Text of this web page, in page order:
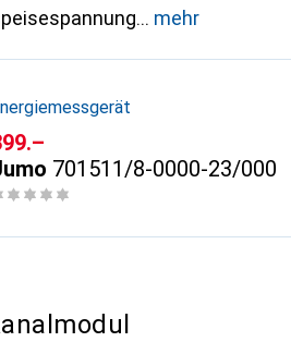
mehr
701511/8-0000-23/000